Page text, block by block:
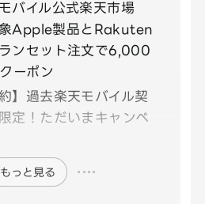
モバイル公式楽天市場
Apple製品とRakuten
ンセット注文で6,000
ーポン
約】過去楽天モバイル契
定！ただいまキャンペ
もっと見る